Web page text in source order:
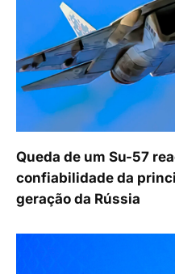
Queda de um Su-57
confiabilidade da
geração da Rússia